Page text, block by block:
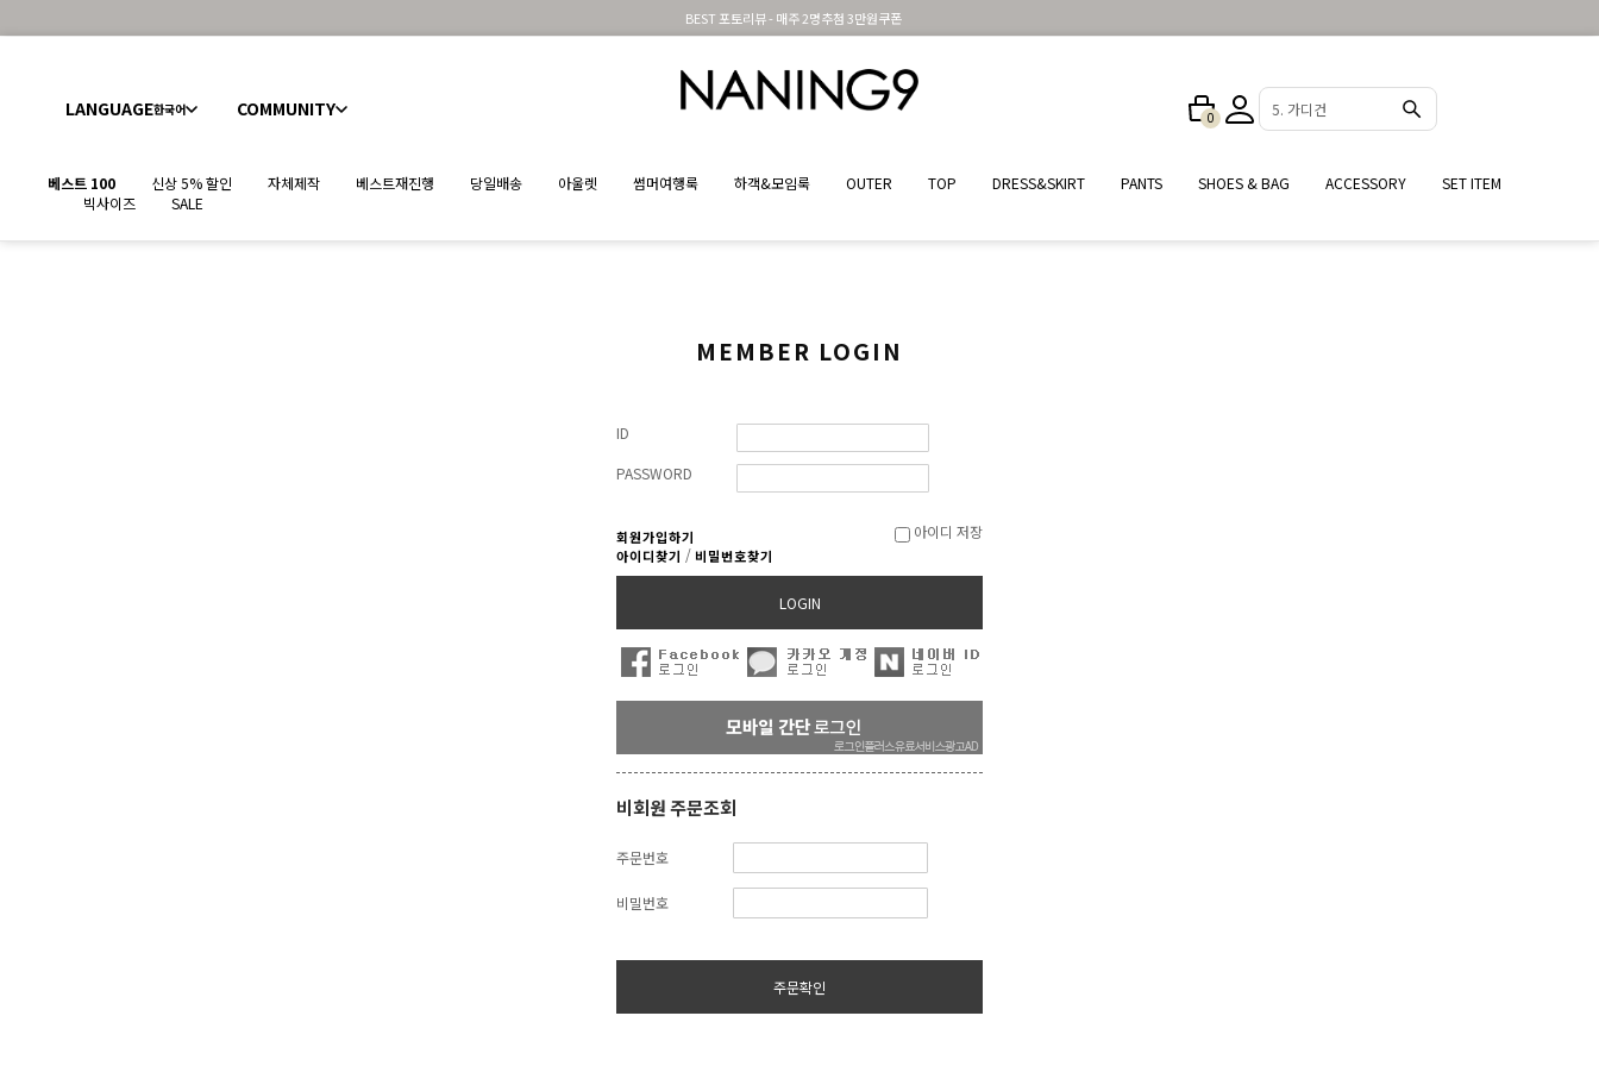
BEST 포토리뷰 - 매주 2명추첨 3만원쿠폰
LANGUAGE한국어 COMMUNITY 0 5. 가디건
베스트 100 신상 5% 할인 자체제작 베스트재진행 당일배송 아울렛 썸머여행룩 하객&모임룩 OUTER TOP DRESS&SKIRT PANTS SHOES & BAG ACCESSORY
SET ITEM
빅사이즈
SALE
MEMBER LOGIN
ID
PASSWORD
회원가입하기
아이디찾기 / 비밀번호찾기
아이디 저장
LOGIN
비회원 주문조회
주문번호
비밀번호
주문확인